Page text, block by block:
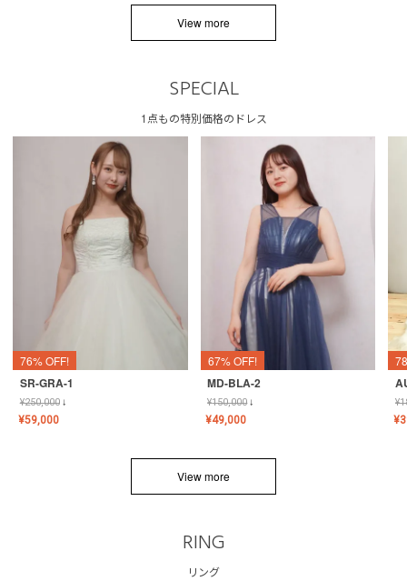
View more
SPECIAL
1点もの特別価格のドレス
76% OFF!
SR-GRA-1
¥250,000↓
¥59,000
67% OFF!
MD-BLA-2
¥150,000↓
¥49,000
¥
¥
View more
RING
リング